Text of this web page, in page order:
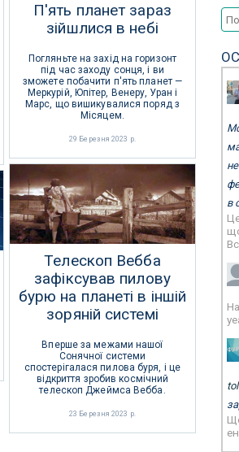
П'ять планет зараз
зійшлися в небі
Погляньте на захід на горизонт
під час заходу сонця, і ви
зможете побачити п'ять планет —
Меркурій, Юпітер, Венеру, Уран і
Марс, що вишикувалися поряд з
Місяцем.
29 Березня 2023 р.
Телескоп Вебба
зафіксував пилову
бурю на планеті в іншій
зоряній системі
Вперше за межами нашої
Сонячної системи
спостерігалася пилова буря, і це
відкриття зробив космічний
телескоп Джеймса Вебба.
23 Березня 2023 р.
в